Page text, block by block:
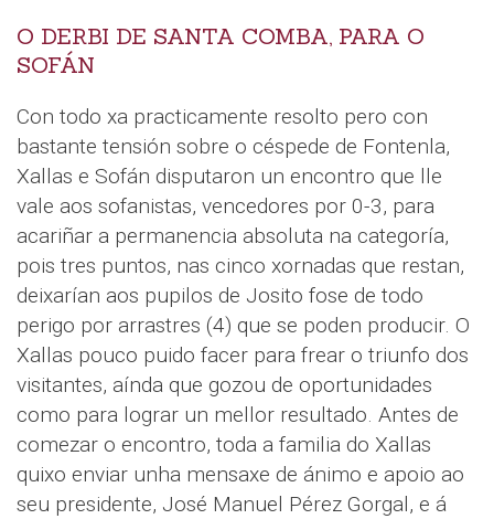
O DERBI DE SANTA COMBA, PARA O
SOFÁN
Con todo xa practicamente resolto pero con
bastante tensión sobre o céspede de Fontenla,
Xallas e Sofán disputaron un encontro que lle
vale aos sofanistas, vencedores por 0-3, para
acariñar a permanencia absoluta na categoría,
pois tres puntos, nas cinco xornadas que restan,
deixarían aos pupilos de Josito fose de todo
perigo por arrastres (4) que se poden producir. O
Xallas pouco puido facer para frear o triunfo dos
visitantes, aínda que gozou de oportunidades
como para lograr un mellor resultado. Antes de
comezar o encontro, toda a familia do Xallas
quixo enviar unha mensaxe de ánimo e apoio ao
seu presidente, José Manuel Pérez Gorgal, e á